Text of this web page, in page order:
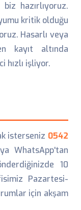
hazırlıyoruz.
kritik olduğu
Hasarlı veya
kayıt altında
hızlı işliyor.
isterseniz 0542
WhatsApp'tan
10
Pazartesi-
için akşam